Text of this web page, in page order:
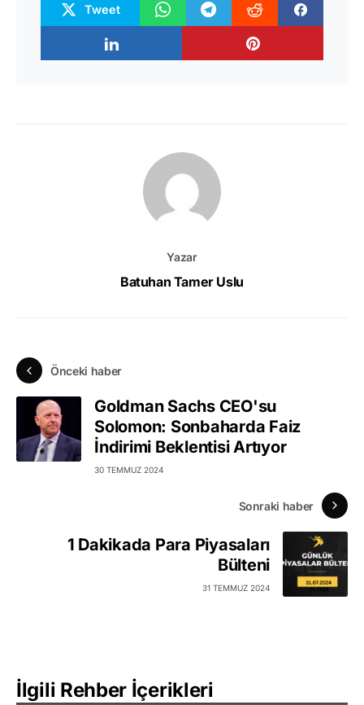
Tweet
Yazar
Batuhan Tamer Uslu
Önceki haber
Goldman Sachs CEO'su
Solomon: Sonbaharda Faiz
İndirimi Beklentisi Artıyor
30 TEMMUZ 2024
Sonraki haber
1 Dakikada Para Piyasaları
Bülteni
31 TEMMUZ 2024
İlgili Rehber İçerikleri